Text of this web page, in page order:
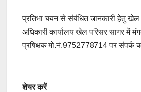
प्रतिभा चयन से संबंधित जानकारी हेतु
अधिकारी कार्यालय खेल परिसर सागर में
प्रषिक्षक मो.नं.9752778714 पर संपर्क
शेयर करें